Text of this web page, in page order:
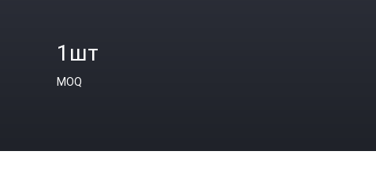
1шт
MOQ